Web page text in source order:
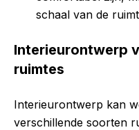
schaal van de
Interieurontwerp
ruimtes
Interieurontwerp kan
verschillende soorten